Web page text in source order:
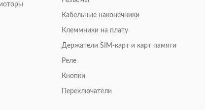
Кабельные наконечники
Клеммники на плату
Держатели SIM-карт и карт памяти
Реле
Кнопки
Переключатели